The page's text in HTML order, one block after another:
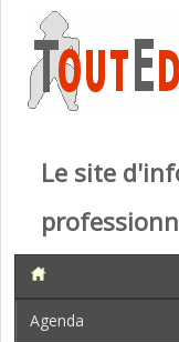
Le site
Agenda